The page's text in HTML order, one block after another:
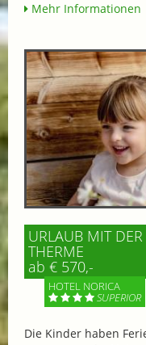
Mehr Informationen
URLAUB MIT
THERME
ab € 570,-
HOTEL NORICA
SUPERIOR
Die Kinder haben